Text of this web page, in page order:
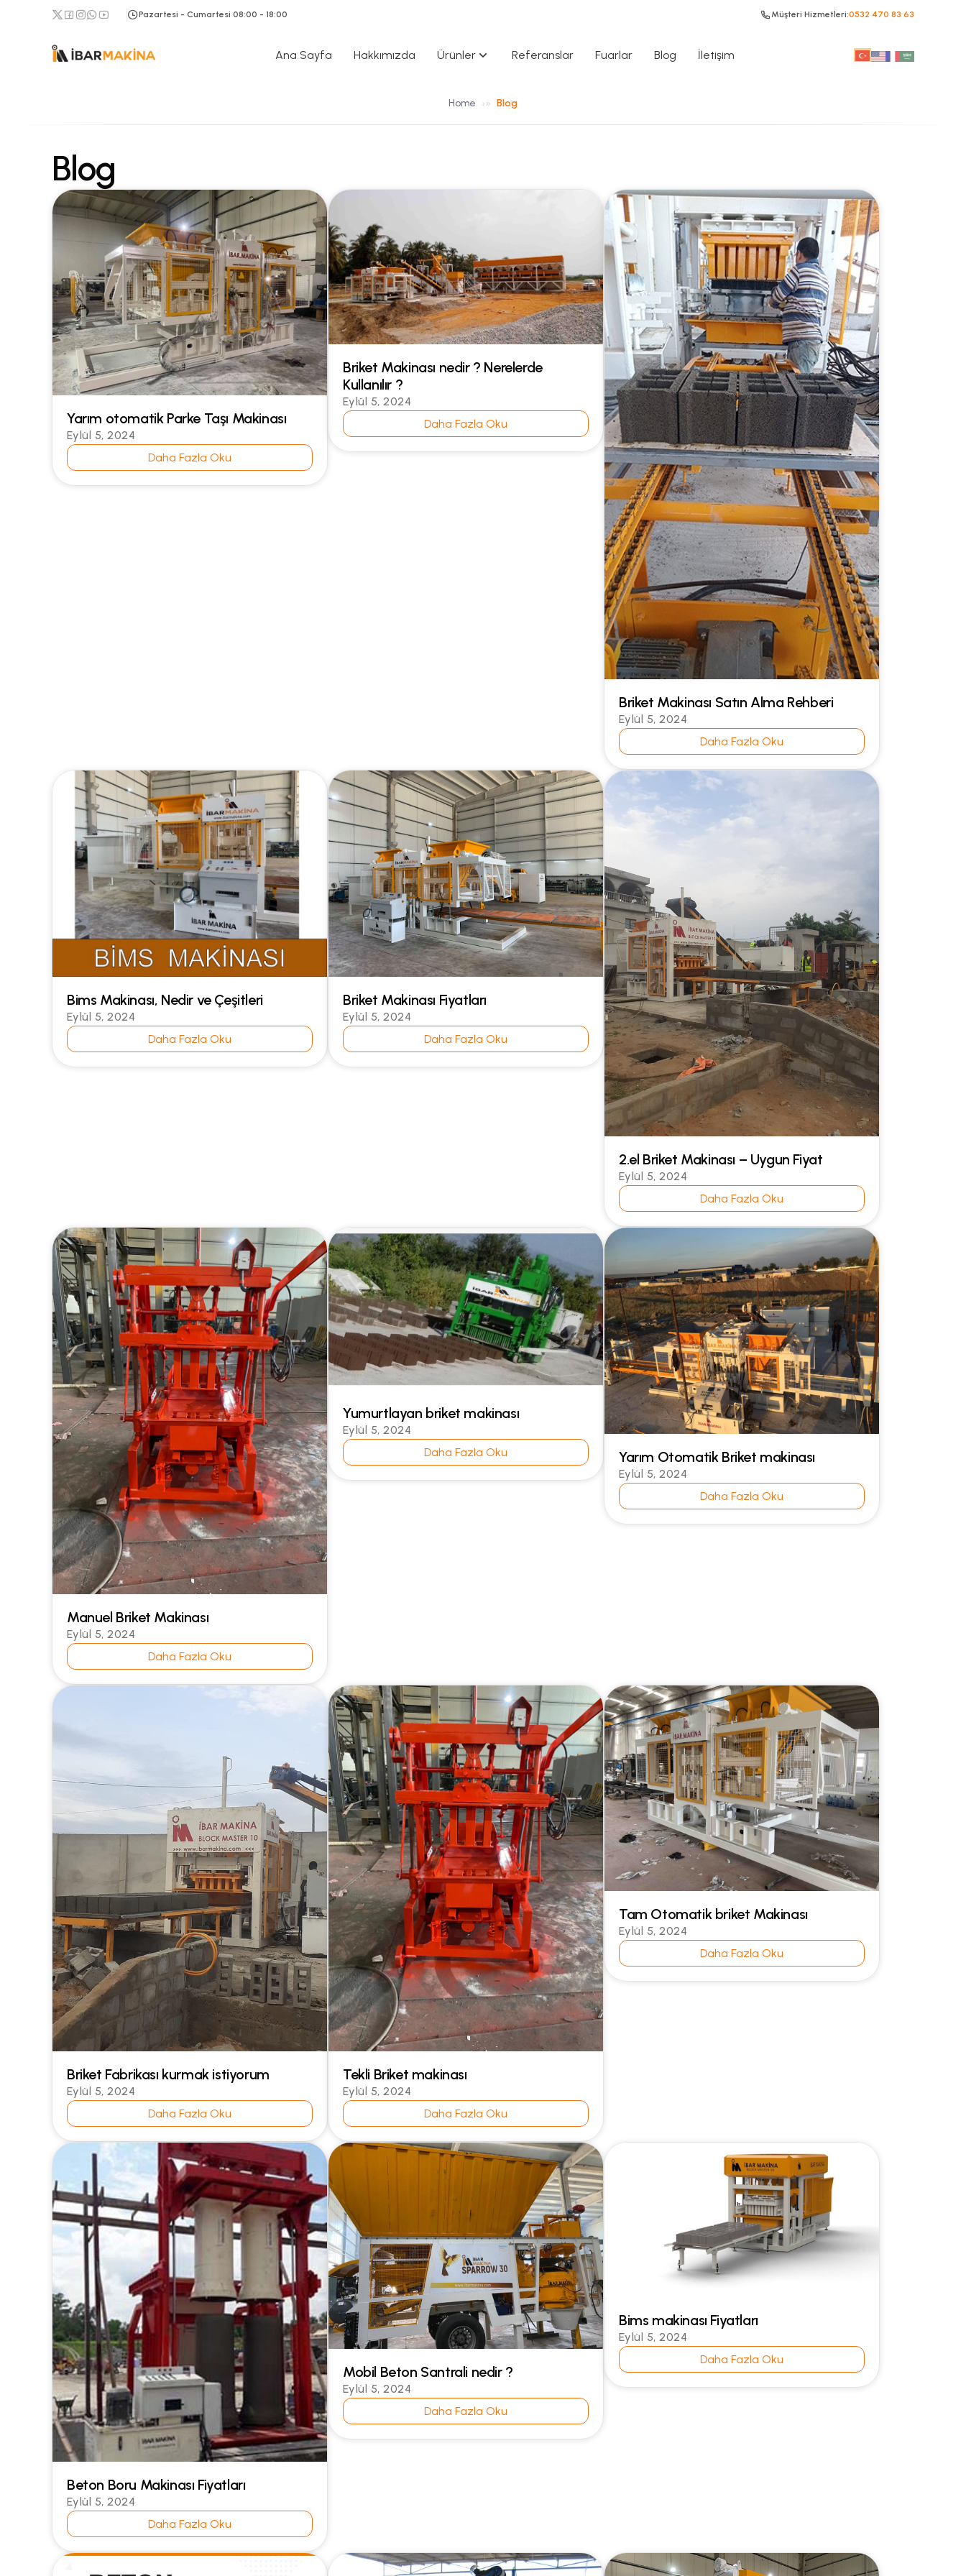
Pazartesi - Cumartesi 08:00 - 18:00 Müşteri Hizmetleri:0532 470 83 63
Ana Sayfa Hakkımızda Ürünler Referanslar Fuarlar Blog İletişim
Home » Blog
Blog
Yarım otomatik Parke Taşı Makinası
Eylül 5, 2024
Daha Fazla Oku
Briket Makinası nedir ? Nerelerde
Kullanılır ?
Eylül 5, 2024
Daha Fazla Oku
Briket Makinası Satın Alma Rehberi
Eylül 5, 2024
Daha Fazla Oku
Bims Makinası, Nedir ve Çeşitleri
Eylül 5, 2024
Daha Fazla Oku
Briket Makinası Fiyatları
Eylül 5, 2024
Daha Fazla Oku
2.el Briket Makinası – Uygun Fiyat
Eylül 5, 2024
Daha Fazla Oku
Manuel Briket Makinası
Eylül 5, 2024
Daha Fazla Oku
Yumurtlayan briket makinası
Eylül 5, 2024
Daha Fazla Oku
Yarım Otomatik Briket makinası
Eylül 5, 2024
Daha Fazla Oku
Briket Fabrikası kurmak istiyorum
Eylül 5, 2024
Daha Fazla Oku
Tekli Briket makinası
Eylül 5, 2024
Daha Fazla Oku
Tam Otomatik briket Makinası
Eylül 5, 2024
Daha Fazla Oku
Beton Boru Makinası Fiyatları
Eylül 5, 2024
Daha Fazla Oku
Mobil Beton Santrali nedir ?
Eylül 5, 2024
Daha Fazla Oku
Bims makinası Fiyatları
Eylül 5, 2024
Daha Fazla Oku